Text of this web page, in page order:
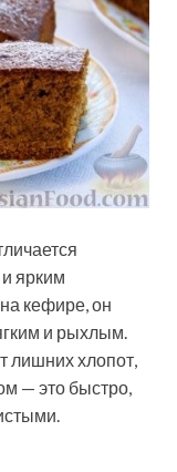
ярким
кефире, он
и рыхлым.
лишних хлопот,
— это быстро,